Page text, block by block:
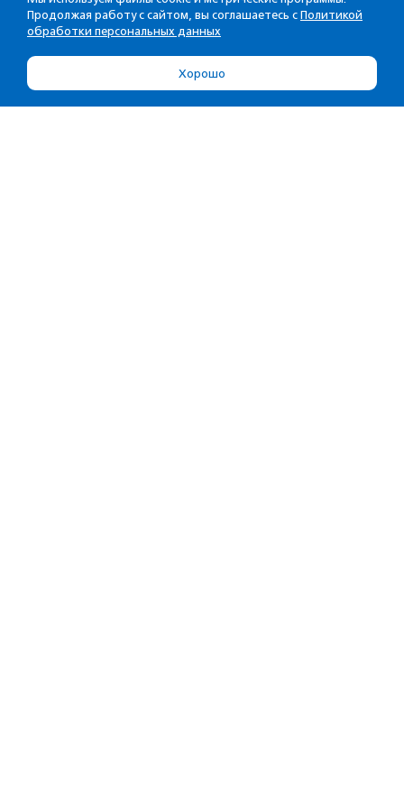
Продолжая работу с сайтом, вы соглашаетесь с Политикой
обработки персональных данных
Хорошо